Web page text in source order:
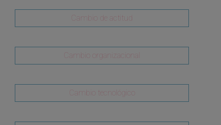
Cambio de actitud
Cambio organizacional
Cambio tecnológico